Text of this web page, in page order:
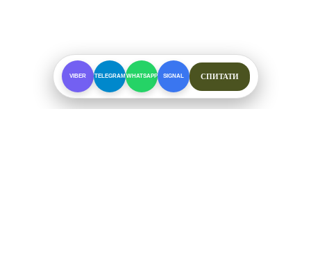
VIBER TELEGRAMWHATSAPP SIGNAL СПИТАТИ